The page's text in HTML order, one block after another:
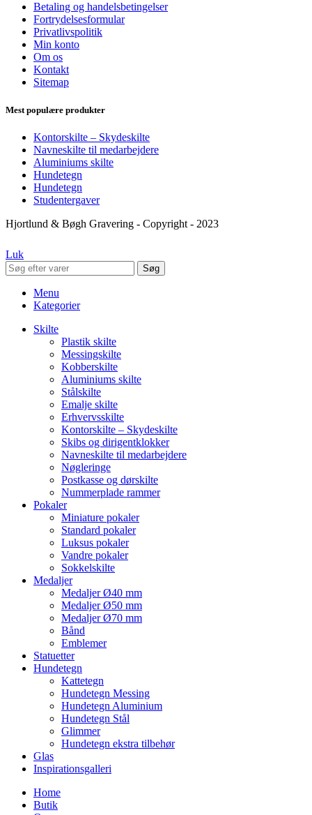
Betaling og handelsbetingelser
Fortrydelsesformular
Privatlivspolitik
Min konto
Om os
Kontakt
Sitemap
Mest populære produkter
Kontorskilte – Skydeskilte
Navneskilte til medarbejdere
Aluminiums skilte
Hundetegn
Hundetegn
Studentergaver
Hjortlund & Bøgh Gravering - Copyright - 2023
Luk
Søg
Menu
Kategorier
Skilte
Plastik skilte
Messingskilte
Kobberskilte
Aluminiums skilte
Stålskilte
Emalje skilte
Erhvervsskilte
Kontorskilte – Skydeskilte
Skibs og dirigentklokker
Navneskilte til medarbejdere
Nøgleringe
Postkasse og dørskilte
Nummerplade rammer
Pokaler
Miniature pokaler
Standard pokaler
Luksus pokaler
Vandre pokaler
Sokkelskilte
Medaljer
Medaljer Ø40 mm
Medaljer Ø50 mm
Medaljer Ø70 mm
Bånd
Emblemer
Statuetter
Hundetegn
Kattetegn
Hundetegn Messing
Hundetegn Aluminium
Hundetegn Stål
Glimmer
Hundetegn ekstra tilbehør
Glas
Inspirationsgalleri
Home
Butik